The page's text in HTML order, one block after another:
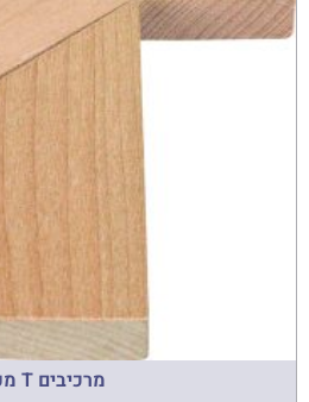
מרכיבים T מעץ